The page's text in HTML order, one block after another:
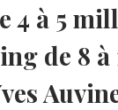
4 à 5
de 8